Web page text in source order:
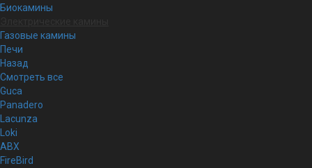
Биокамины
Газовые камины
Печи
Назад
Смотреть все
Guca
Panadero
Lacunza
Loki
ABX
FireBird